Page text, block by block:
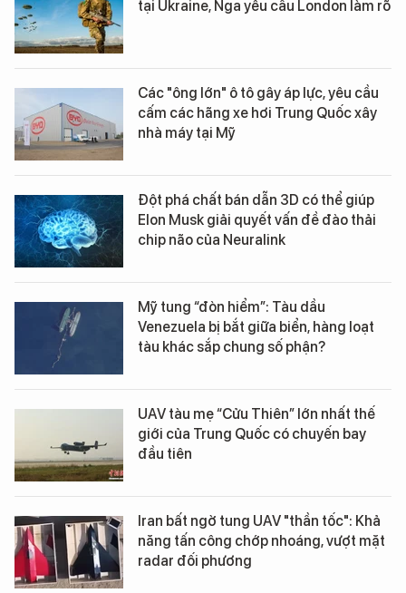
tại Ukraine, Nga yêu cầu London làm rõ
Các "ông lớn" ô tô gây áp lực, yêu cầu
cấm các hãng xe hơi Trung Quốc xây
nhà máy tại Mỹ
Đột phá chất bán dẫn 3D có thể giúp
Elon Musk giải quyết vấn đề đào thải
chip não của Neuralink
Mỹ tung “đòn hiểm”: Tàu dầu
Venezuela bị bắt giữa biển, hàng loạt
tàu khác sắp chung số phận?
UAV tàu mẹ “Cửu Thiên” lớn nhất thế
giới của Trung Quốc có chuyến bay
đầu tiên
Iran bất ngờ tung UAV "thần tốc": Khả
năng tấn công chớp nhoáng, vượt mặt
radar đối phương